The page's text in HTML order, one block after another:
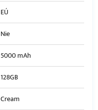
EÚ
Nie
5000 mAh
128GB
Cream